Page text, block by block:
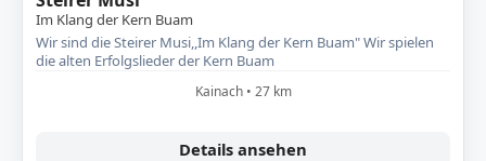
Im Klang der Kern Buam
Wir sind die Steirer Musi,,Im Klang der Kern Buam" Wir spielen
die alten Erfolgslieder der Kern Buam
Kainach • 27 km
Details ansehen